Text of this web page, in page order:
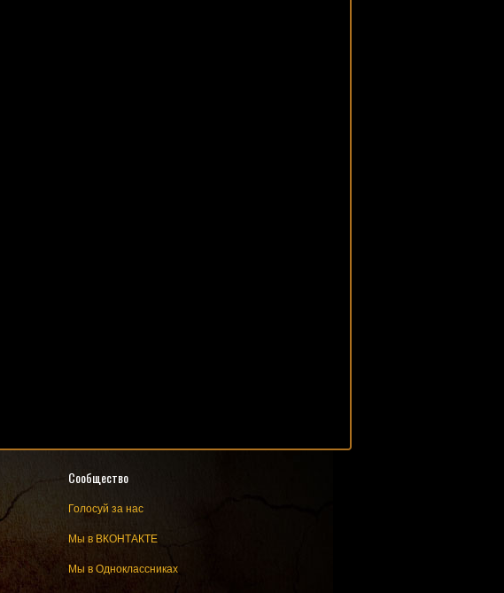
Сообщество
Голосуй за нас
Мы в ВКОНТАКТЕ
Мы в Одноклассниках